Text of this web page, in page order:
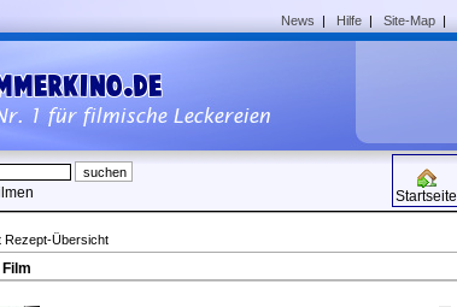
News | Hilfe | Site-Map |
Startseite
Rezept-Übersicht